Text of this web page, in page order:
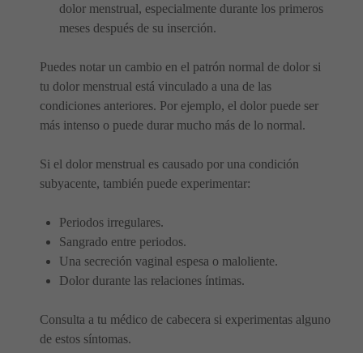
dolor menstrual, especialmente durante los primeros
meses después de su inserción.
Puedes notar un cambio en el patrón normal de dolor si
tu dolor menstrual está vinculado a una de las
condiciones anteriores. Por ejemplo, el dolor puede ser
más intenso o puede durar mucho más de lo normal.
Si el dolor menstrual es causado por una condición
subyacente, también puede experimentar:
Periodos irregulares.
Sangrado entre periodos.
Una secreción vaginal espesa o maloliente.
Dolor durante las relaciones íntimas.
Consulta a tu médico de cabecera si experimentas alguno
de estos síntomas.